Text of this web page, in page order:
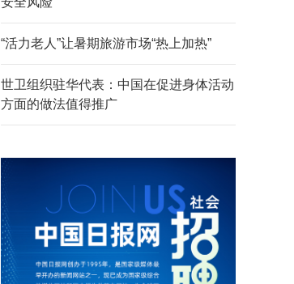
“活力老人”让暑期旅游市场“热上加热”
世卫组织驻华代表：中国在促进身体活动
方面的做法值得推广